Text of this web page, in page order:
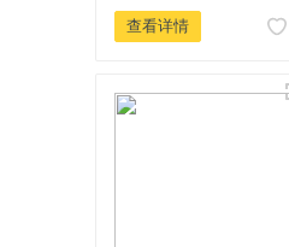
肉呈红色，厚实细致、清甜
香浓、软滑多汁，与其它木
自然成熟，籽多很黑，没有
打任何农药，没有人工催
查看详情